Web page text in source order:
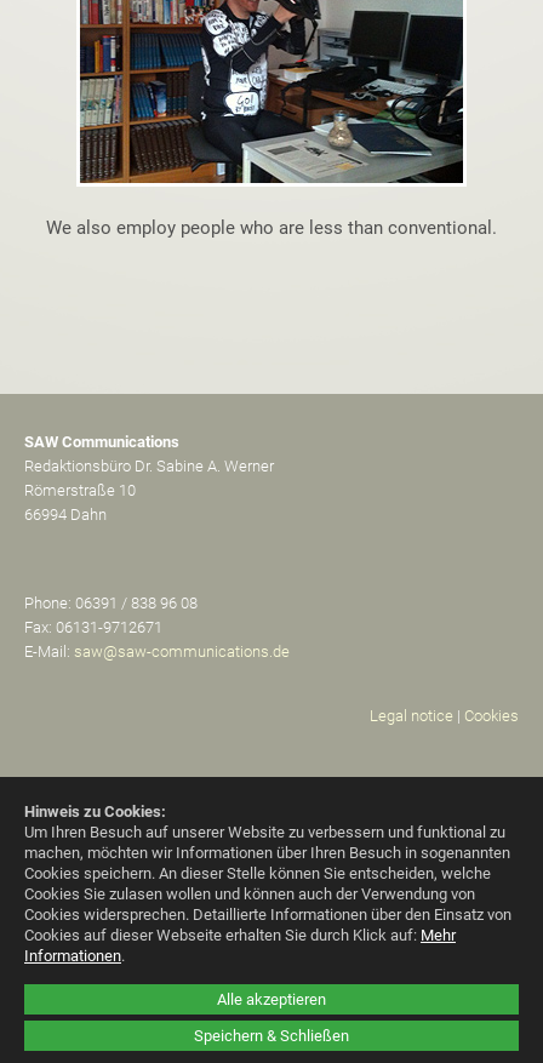
Alle akzeptieren
Speichern & Schließen
Hinweis zu Cookies:
Um Ihren Besuch auf unserer Website zu verbessern und funktional zu
machen, möchten wir Informationen über Ihren Besuch in sogenannten
Cookies speichern. An dieser Stelle können Sie entscheiden, welche
Cookies Sie zulasen wollen und können auch der Verwendung von
Cookies widersprechen. Detaillierte Informationen über den Einsatz von
Cookies auf dieser Webseite erhalten Sie durch Klick auf: Mehr
Informationen.
We also employ people who are less than conventional.
SAW Communications
Redaktionsbüro Dr. Sabine A. Werner
Römerstraße 10
66994 Dahn
Phone: 06391 / 838 96 08
Fax: 06131-9712671
E-Mail: saw@saw-communications.de
Legal notice | Cookies